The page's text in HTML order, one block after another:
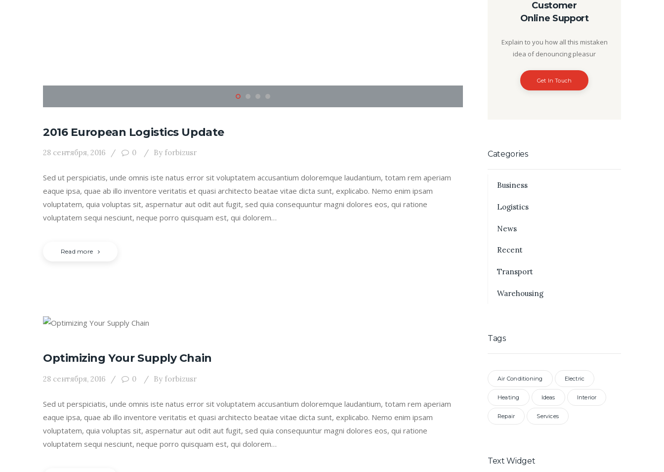
2016 European Logistics Update
28 сентября, 2016 0 By forbizusr
Sed ut perspiciatis, unde omnis iste natus error sit voluptatem accusantium doloremque laudantium, totam rem aperiam
eaque ipsa, quae ab illo inventore veritatis et quasi architecto beatae vitae dicta sunt, explicabo. Nemo enim ipsam
voluptatem, quia voluptas sit, aspernatur aut odit aut fugit, sed quia consequuntur magni dolores eos, qui ratione
voluptatem sequi nesciunt, neque porro quisquam est, qui dolorem…
Read more
Optimizing Your Supply Chain
28 сентября, 2016 0 By forbizusr
Sed ut perspiciatis, unde omnis iste natus error sit voluptatem accusantium doloremque laudantium, totam rem aperiam
eaque ipsa, quae ab illo inventore veritatis et quasi architecto beatae vitae dicta sunt, explicabo. Nemo enim ipsam
voluptatem, quia voluptas sit, aspernatur aut odit aut fugit, sed quia consequuntur magni dolores eos, qui ratione
voluptatem sequi nesciunt, neque porro quisquam est, qui dolorem…
Customer
Online Support
Explain to you how all this mistaken
idea of denouncing pleasur
Get In Touch
Categories
Business
Logistics
News
Recent
Transport
Warehousing
Tags
Air Conditioning Electric
Heating Ideas Interior
Repair Services
Text Widget